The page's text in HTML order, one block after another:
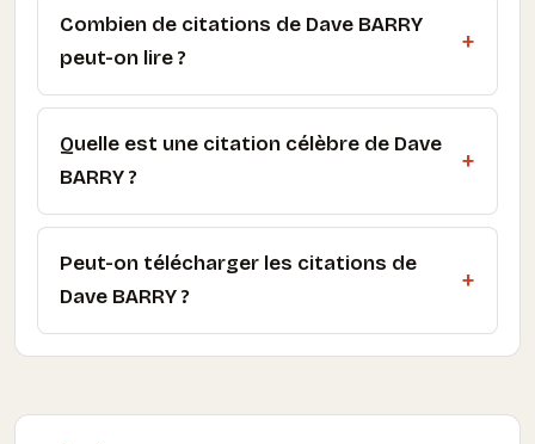
Combien de citations de Dave BARRY
peut-on lire ?
Quelle est une citation célèbre de Dave
BARRY ?
Peut-on télécharger les citations de
Dave BARRY ?